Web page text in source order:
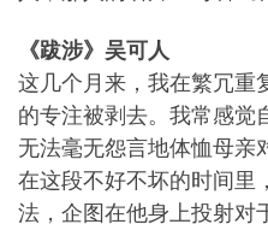
《跋涉》吴可人
这几个月来，我在繁冗重
的专注被剥去。我常感觉
无法毫无怨言地体恤母亲
在这段不好不坏的时间里
法，企图在他身上投射对